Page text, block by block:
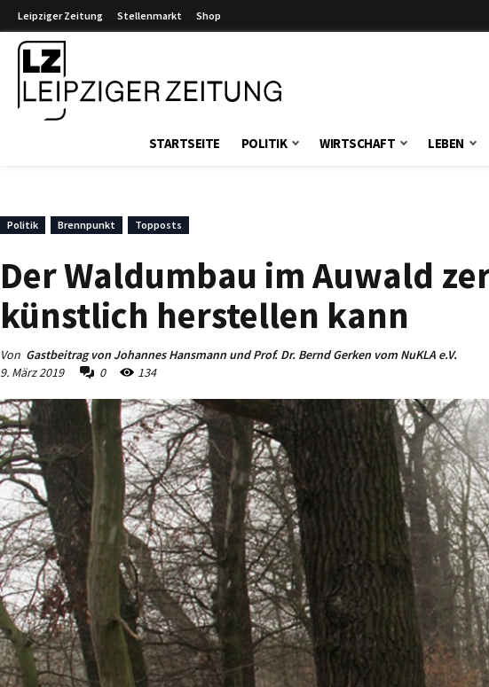
Leipziger Zeitung Stellenmarkt Shop
STARTSEITE POLITIK WIRTSCHAFT LEBEN
Politik Brennpunkt Topposts
Der Waldumbau im Auwald
künstlich herstellen kann
Von Gastbeitrag von Johannes Hansmann und Prof. Dr. Bernd Gerken vom NuKLA e.V.
9. März 2019
0 134